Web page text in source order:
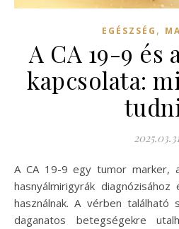
EGÉSZSÉG ,
A CA 19-9 és
kapcsolata:
A CA 19-9 egy tumor marker, amelyet leggyakrabban a
hasnyálmirigyrák
használnak. A vérben található
daganatos betegségekre